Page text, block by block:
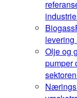
Biogass
levering
Olje og
pumper